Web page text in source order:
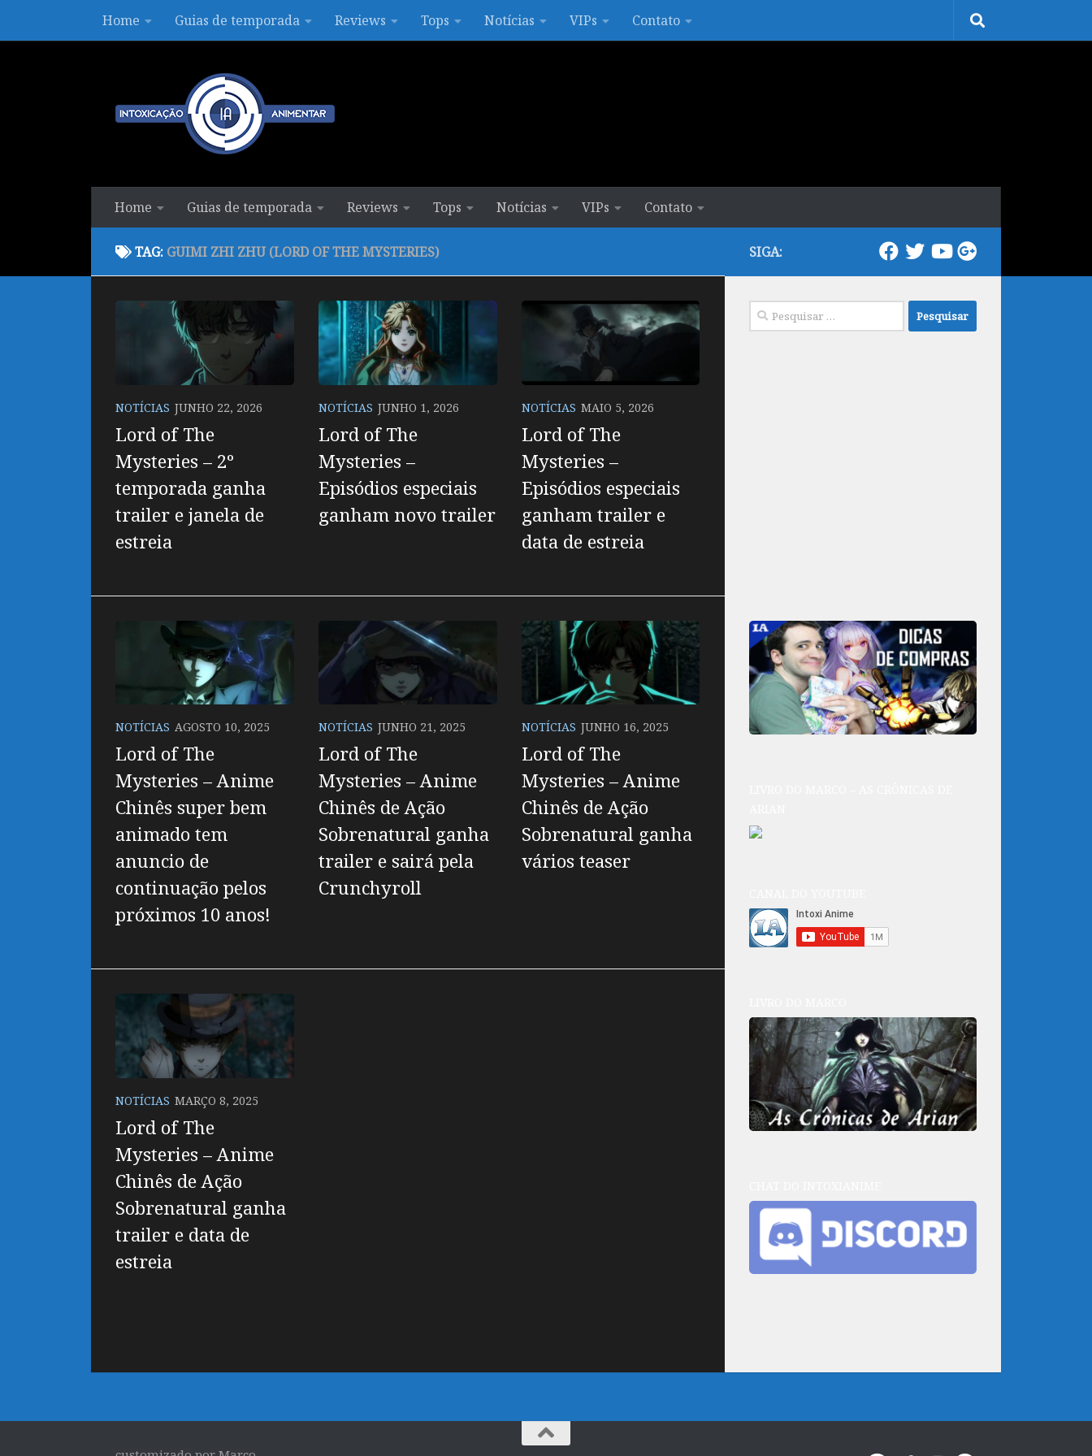
Skip to contentHome Guias de temporada Reviews Tops Notícias VIPs Contato
Home Guias de temporada Reviews Tops Notícias VIPs Contato
TAG: GUIMI ZHI ZHU (LORD OF THE MYSTERIES)
NOTÍCIAS JUNHO 22, 2026
Lord of The
Mysteries – 2º
temporada ganha
trailer e janela de
estreia
NOTÍCIAS JUNHO 1, 2026
Lord of The
Mysteries –
Episódios especiais
ganham novo trailer
NOTÍCIAS MAIO 5, 2026
Lord of The
Mysteries –
Episódios especiais
ganham trailer e
data de estreia
NOTÍCIAS AGOSTO 10, 2025
Lord of The
Mysteries – Anime
Chinês super bem
animado tem
anuncio de
continuação pelos
próximos 10 anos!
NOTÍCIAS JUNHO 21, 2025
Lord of The
Mysteries – Anime
Chinês de Ação
Sobrenatural ganha
trailer e sairá pela
Crunchyroll
NOTÍCIAS JUNHO 16, 2025
Lord of The
Mysteries – Anime
Chinês de Ação
Sobrenatural ganha
vários teaser
NOTÍCIAS MARÇO 8, 2025
Lord of The
Mysteries – Anime
Chinês de Ação
Sobrenatural ganha
trailer e data de
estreia
SIGA:
Pesquisar
por: